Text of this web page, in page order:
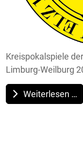
Kreispokalspiele
Limburg-Weilburg
Weiterlesen …